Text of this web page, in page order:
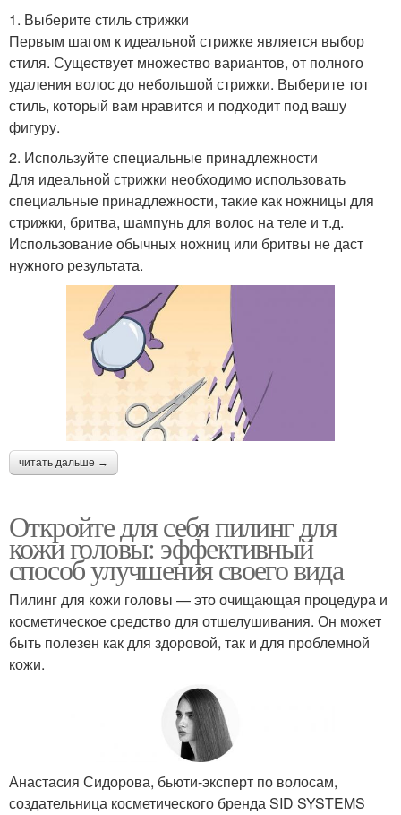
1. Выберите стиль стрижки
Первым шагом к идеальной стрижке является выбор
стиля. Существует множество вариантов, от полного
удаления волос до небольшой стрижки. Выберите тот
стиль, который вам нравится и подходит под вашу
фигуру.
2. Используйте специальные принадлежности
Для идеальной стрижки необходимо использовать
специальные принадлежности, такие как ножницы для
стрижки, бритва, шампунь для волос на теле и т.д.
Использование обычных ножниц или бритвы не даст
нужного результата.
читать дальше →
Откройте для себя пилинг для
кожи головы: эффективный
способ улучшения своего вида
Пилинг для кожи головы — это очищающая процедура и
косметическое средство для отшелушивания. Он может
быть полезен как для здоровой, так и для проблемной
кожи.
Анастасия Сидорова, бьюти-эксперт по волосам,
создательница косметического бренда SID SYSTEMS